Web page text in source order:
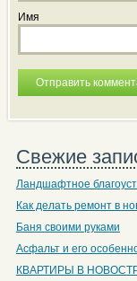
Имя
Свежие
Ландшафтное
Как делать ремонт в
Баня своими руками
Асфальт и его
КВАРТИРЫ В